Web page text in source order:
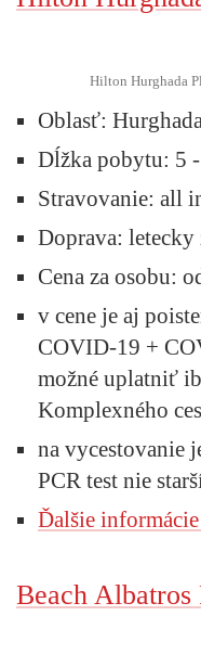
Hilton Hurghada
Oblasť: Hurghada
Dĺžka pobytu: 5
Stravovanie: all
Doprava: letecky
Cena za osobu:
v cene je aj
COVID-19 +
možné uplatniť
Komplexného
na vycestovanie
PCR test nie
Ďalšie
Beach Albatros